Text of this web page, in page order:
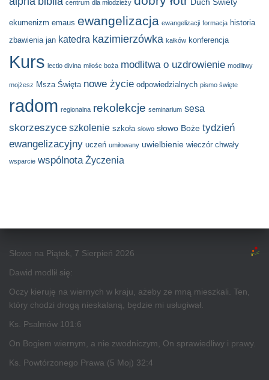
centrum dla młodzieży Duch Świety
ekumenizm emaus ewangelizacja ewangelizacji formacja historia
zbawienia jan katedra kazimierzówka kałków konferencja
Kurs lectio divina miłośc boża modlitwa o uzdrowienie modlitwy
mojżesz Msza Święta nowe życie odpowiedzialnych pismo święte
radom regionalna rekolekcje seminarium sesa
skorzeszyce szkolenie szkoła słowo słowo Boże tydzień
ewangelizacyjny uczeń umiłowany uwielbienie wieczór chwały
wsparcie wspólnota Życzenia
Słowo na Piątek, 7 Sierpień 2026
Dawid modlił się:
Oczy kieruję na wiernych w kraju, ażeby ze mną mieszkali. Ten,
który chodzi drogą nieskalaną, będzie mi usługiwał.
Ks. Psalmów 101:6
On Bogiem wiernym, a nie zwodniczym, On sprawiedliwy i prawy.
Ks. Powtórzonego Prawa (5 Moj) 32:4